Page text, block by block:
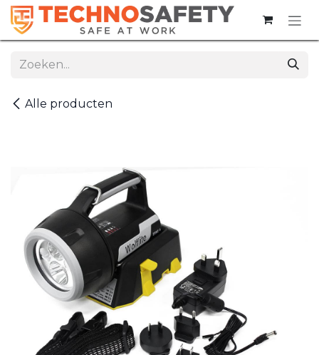
Overslaan naar inhoud
Alle producten